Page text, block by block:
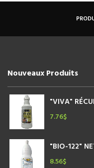
Nouveaux Produits
"VIVA"
7.76$
"BIO-122"
8.56$